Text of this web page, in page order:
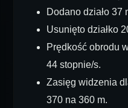
Dodano działo 37
Usunięto działko
Prędkość obrodu
44 stopnie/s.
Zasięg widzenia
370 na 360 m.